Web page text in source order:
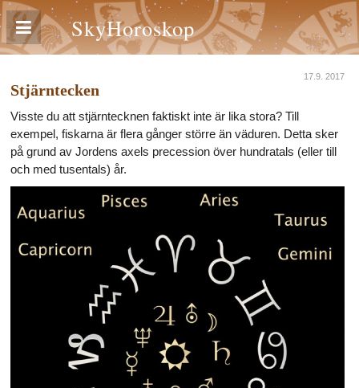
SkyHoroskop
17.9. 2017
Stjärntecken
Visste du att stjärntecknen faktiskt inte är lika stora? Till
exempel, fiskarna är flera gånger större än väduren. Detta sker
på grund av Jordens axels precession över hundratals (eller till
och med tusentals) år.